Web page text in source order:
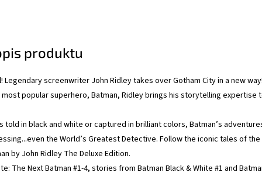
produktu
Legendary screenwriter John Ridley takes over Gotham City in a new
most popular superhero, Batman, Ridley brings his storytelling expertise
told in black and white or captured in brilliant colors, Batman’s
the World’s Greatest Detective. Follow the iconic tales of the
by John Ridley The Deluxe Edition.
The Next Batman #1-4, stories from Batman Black & White #1 and